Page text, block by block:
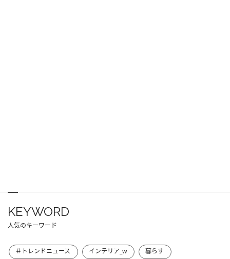
KEYWORD
人気のキーワード
＃トレンドニュース インテリア_w
暮らす